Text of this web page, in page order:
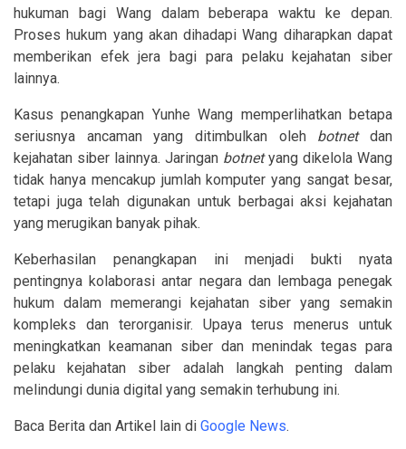
hukuman bagi Wang dalam beberapa waktu ke depan.
Proses hukum yang akan dihadapi Wang diharapkan dapat
memberikan efek jera bagi para pelaku kejahatan siber
lainnya.
Kasus penangkapan Yunhe Wang memperlihatkan betapa
seriusnya ancaman yang ditimbulkan olehbotnetdan
kejahatan siber lainnya. Jaringan botnetyang dikelola Wang
tidak hanya mencakup jumlah komputer yang sangat besar,
tetapi juga telah digunakan untuk berbagai aksi kejahatan
yang merugikan banyak pihak.
Keberhasilan penangkapan ini menjadi bukti nyata
pentingnya kolaborasi antar negara dan lembaga penegak
hukum dalam memerangi kejahatan siber yang semakin
kompleks dan terorganisir. Upaya terus menerus untuk
meningkatkan keamanan siber dan menindak tegas para
pelaku kejahatan siber adalah langkah penting dalam
melindungi dunia digital yang semakin terhubung ini.
Baca Berita dan Artikel lain di Google News.